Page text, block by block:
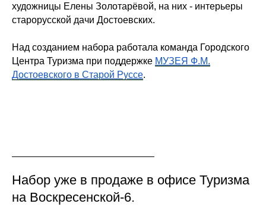
художницы Елены Золотарёвой, на них - интерьеры
старорусской дачи Достоевских.
Над созданием набора работала команда Городского
Центра Туризма при поддержке МУЗЕЯ Ф.М.
Достоевского в Старой Руссе.
Набор уже в продаже в офисе Туризма
на Воскресенской-6.